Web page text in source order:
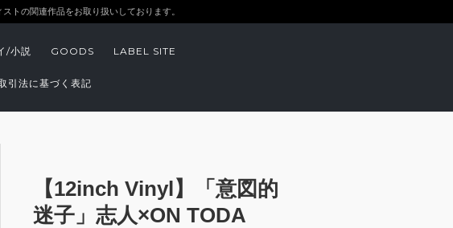
の関連作品をお取り扱いしております。
/小説 GOODS LABEL SITE
引法に基づく表記
【12inch Vinyl】「意図的
迷子」志人×ON TODA